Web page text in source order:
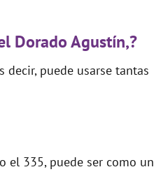
Dorado Agustín,?
decir, puede usarse tantas
el 335, puede ser como un